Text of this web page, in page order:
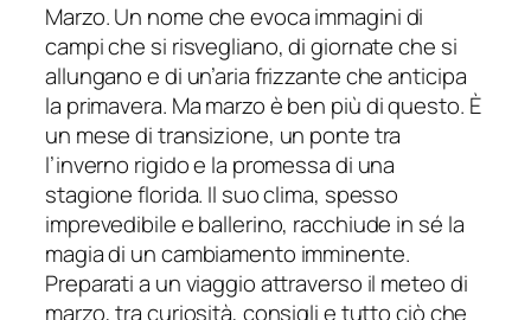
Marzo. Un nome che evoca immagini di
campi che si risvegliano, di giornate che si
allungano e di un’aria frizzante che anticipa
la primavera. Ma marzo è ben più di questo. È
un mese di transizione, un ponte tra
l’inverno rigido e la promessa di una
stagione florida. Il suo clima, spesso
imprevedibile e ballerino, racchiude in sé la
magia di un cambiamento imminente.
Preparati a un viaggio attraverso il meteo di
marzo, tra curiosità, consigli e tutto ciò che